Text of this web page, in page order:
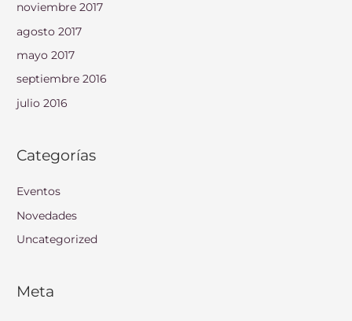
noviembre 2017
agosto 2017
mayo 2017
septiembre 2016
julio 2016
Categorías
Eventos
Novedades
Uncategorized
Meta